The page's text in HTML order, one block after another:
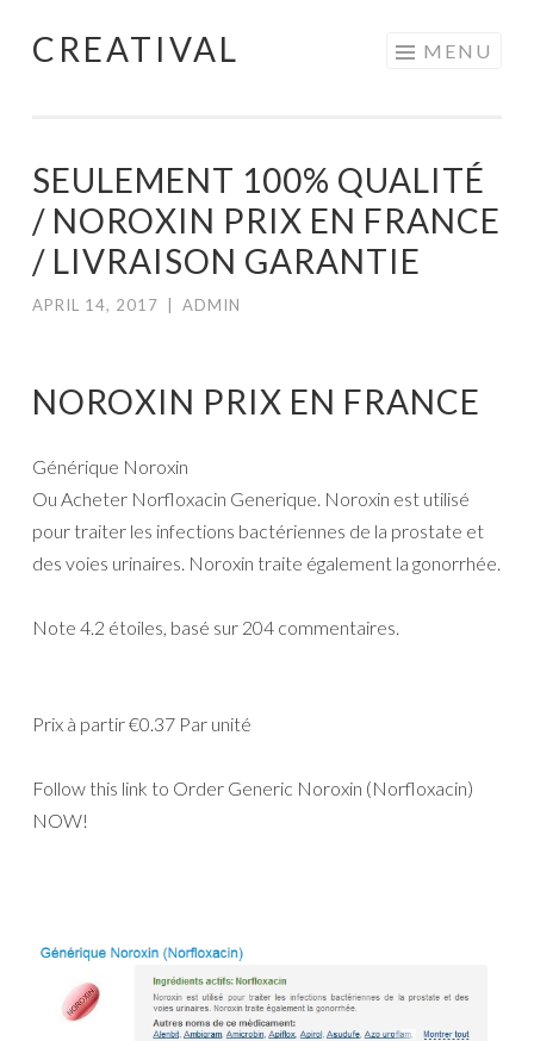
Skip
CREATIVAL MENU
SEULEMENT 100% QUALITÉ
/ NOROXIN PRIX EN FRANCE
/ LIVRAISON GARANTIE
APRIL 14, 2017 ADMIN
NOROXIN PRIX EN FRANCE
Générique Noroxin
Ou Acheter Norfloxacin Generique. Noroxin est utilisé
pour traiter les infections bactériennes de la prostate et
des voies urinaires. Noroxin traite également la gonorrhée.
Note 4.2 étoiles, basé sur 204 commentaires.
Prix à partir€0.37 Par unité
Follow this link to Order Generic Noroxin (Norfloxacin)
NOW!